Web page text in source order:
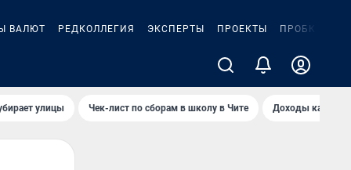
ВАЛЮТ РЕДКОЛЛЕГИЯ ЭКСПЕРТЫ ПРОЕКТЫ ПРОБКИ
улицы Чек-лист по сборам в школу в Чите Доходы